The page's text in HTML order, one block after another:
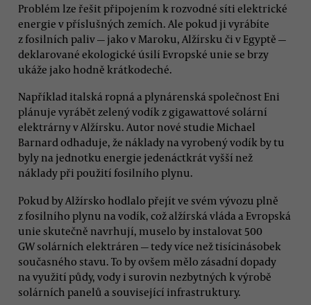
Problém lze řešit připojením k rozvodné síti elektrické
energie v příslušných zemích. Ale pokud ji vyrábíte
z fosilních paliv — jako v Maroku, Alžírsku či v Egyptě —
deklarované ekologické úsilí Evropské unie se brzy
ukáže jako hodně krátkodeché.
Například italská ropná a plynárenská společnost Eni
plánuje vyrábět zelený vodík z gigawattové solární
elektrárny v Alžírsku. Autor nové studie Michael
Barnard odhaduje, že náklady na vyrobený vodík by tu
byly na jednotku energie jedenáctkrát vyšší než
náklady při použití fosilního plynu.
Pokud by Alžírsko hodlalo přejít ve svém vývozu plně
z fosilního plynu na vodík, což alžírská vláda a Evropská
unie skutečně navrhují, muselo by instalovat 500
GW solárních elektráren — tedy více než tisícinásobek
současného stavu. To by ovšem mělo zásadní dopady
na využití půdy, vody i surovin nezbytných k výrobě
solárních panelů a související infrastruktury.